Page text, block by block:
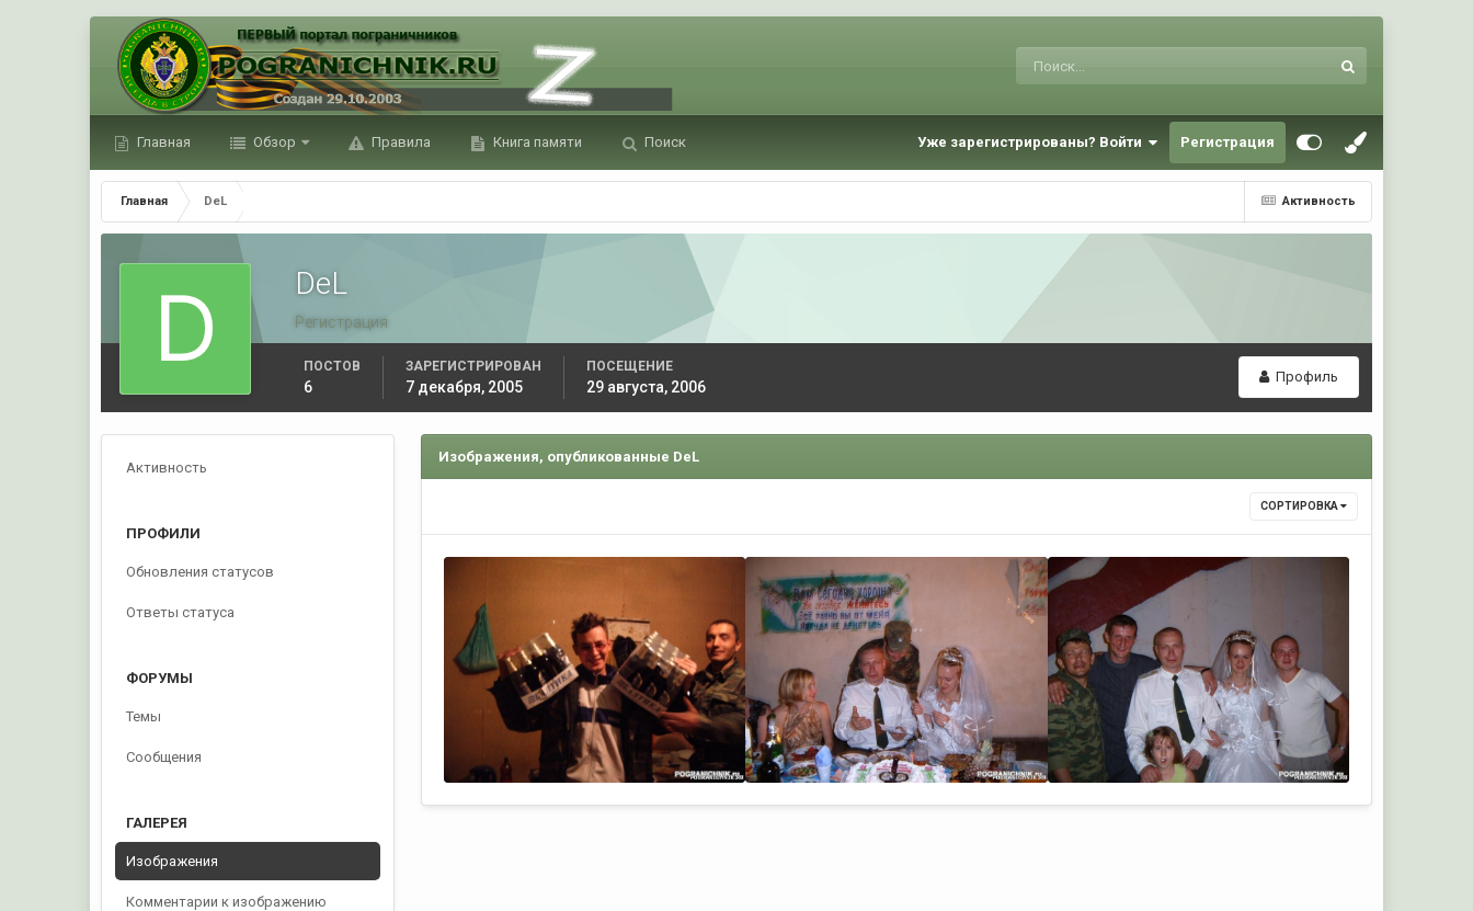
Главная Обзор Правила Книга памяти Поиск Уже зарегистрированы? Войти Регистрация
Активность
Главная DeL
DeL
Регистрация
Профиль
ПОСТОВ
6
ЗАРЕГИСТРИРОВАН
7 декабря, 2005
ПОСЕЩЕНИЕ
29 августа, 2006
Активность
ПРОФИЛИ
Обновления статусов
Ответы статуса
ФОРУМЫ
Темы
Сообщения
ГАЛЕРЕЯ
Изображения
Комментарии к изображению
Изображения, опубликованные DeL
СОРТИРОВКА
DeL DeL DeL